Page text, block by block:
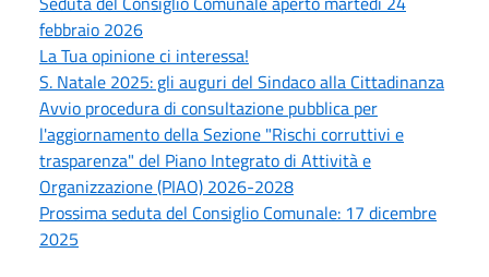
febbraio 2026
La Tua opinione ci interessa!
S. Natale 2025: gli auguri del Sindaco alla Cittadinanza
Avvio procedura di consultazione pubblica per
l'aggiornamento della Sezione "Rischi corruttivi e
trasparenza" del Piano Integrato di Attività e
Organizzazione (PIAO) 2026-2028
Prossima seduta del Consiglio Comunale: 17 dicembre
2025